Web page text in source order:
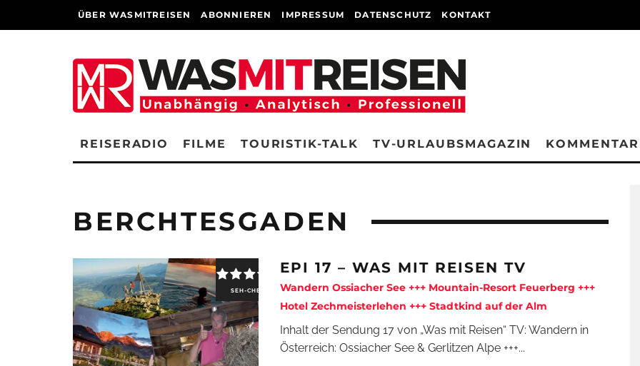
ÜBER WASMITREISEN ABONNIEREN IMPRESSUM DATENSCHUTZ KONTAKT
REISERADIO FILME TOURISTIK-TALK TV-URLAUBSMAGAZIN
BERCHTESGADEN
SEH-CHECK
EPI 17 – WAS MIT REISEN TV
Wandern Ossiacher See +++ Mountain-Resort Feuerberg +++
Hotel Zechmeisterlehen +++ Stadtkind auf der Alm
Inhalt der Sendung 17 von „Was mit Reisen“ TV: Wandern in
Österreich: Ossiacher See & Gerlitzen Alpe +++...